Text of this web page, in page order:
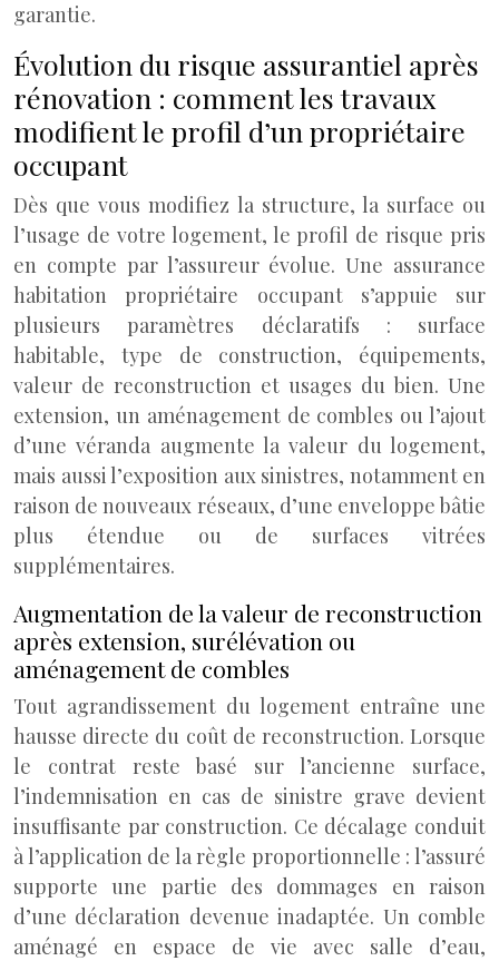
garantie.
Évolution du risque assurantiel après
rénovation : comment les travaux
modifient le profil d’un propriétaire
occupant
Dès que vous modifiez la structure, la surface ou
l’usage de votre logement, le profil de risque pris
en compte par l’assureur évolue. Une assurance
habitation propriétaire occupant s’appuie sur
plusieurs paramètres déclaratifs : surface
habitable, type de construction, équipements,
valeur de reconstruction et usages du bien. Une
extension, un aménagement de combles ou l’ajout
d’une véranda augmente la valeur du logement,
mais aussi l’exposition aux sinistres, notamment en
raison de nouveaux réseaux, d’une enveloppe bâtie
plus étendue ou de surfaces vitrées
supplémentaires.
Augmentation de la valeur de reconstruction
après extension, surélévation ou
aménagement de combles
Tout agrandissement du logement entraîne une
hausse directe du coût de reconstruction. Lorsque
le contrat reste basé sur l’ancienne surface,
l’indemnisation en cas de sinistre grave devient
insuffisante par construction. Ce décalage conduit
à l’application de la règle proportionnelle : l’assuré
supporte une partie des dommages en raison
d’une déclaration devenue inadaptée. Un comble
aménagé en espace de vie avec salle d’eau,